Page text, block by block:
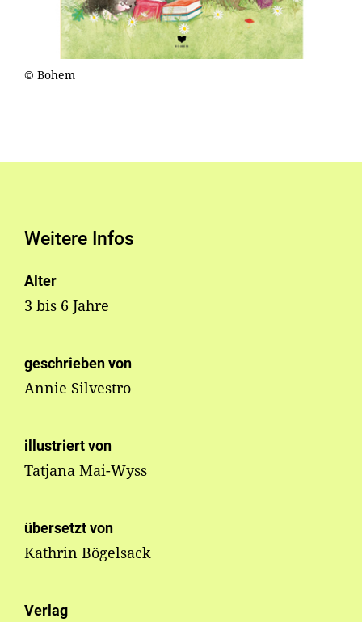
© Bohem
Weitere Infos
Alter
3 bis 6 Jahre
geschrieben von
Annie Silvestro
illustriert von
Tatjana Mai-Wyss
übersetzt von
Kathrin Bögelsack
Verlag